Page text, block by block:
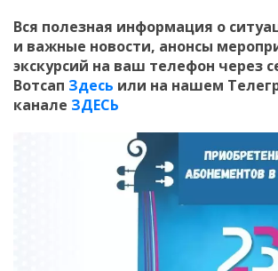
Вся полезная информация о
и важные новости, анонсы
экскурсий на ваш телефон через
Вотсап Здесь или на нашем
канале ЗДЕСЬ